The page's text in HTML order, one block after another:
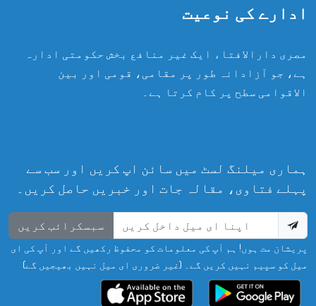
ادارے کی نوعیت
مصری دارالافتاء ایک غیر منافع بخش حکومتی ادارہ
ہے، جو آزادانہ طور پر مقامی، قومی اور بین
الاقوامی سطح پر کام کرتا ہے۔
ہماری میلنگ لسٹ میں سائن اپ کریں اور سب سے
پہلے فتاوی، مقالہ جات اور خبریں حاصل کریں۔
سبسکرائب کریں
پریشان مت ہوں! ہم آپ کی معلومات کو محفوظ رکھیں گے اور آپ کی ای
میل کو سپیم نہیں کریں گے۔ (غیر ضروری ای میل نہیں بھیجیں گے)